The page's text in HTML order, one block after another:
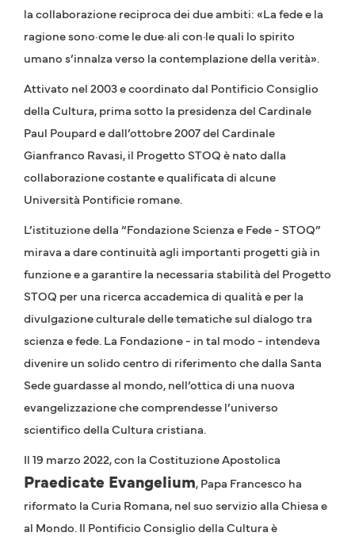
la collaborazione reciproca dei due ambiti: «La fede e la
ragione sono·come le due·ali con·le quali lo spirito
umano s’innalza verso la contemplazione della verità».
Attivato nel 2003 e coordinato dal Pontificio Consiglio
della Cultura, prima sotto la presidenza del Cardinale
Paul Poupard e dall’ottobre 2007 del Cardinale
Gianfranco Ravasi, il Progetto STOQ è nato dalla
collaborazione costante e qualificata di alcune
Università Pontificie romane.
L’istituzione della “Fondazione Scienza e Fede - STOQ”
mirava a dare continuità agli importanti progetti già in
funzione e a garantire la necessaria stabilità del Progetto
STOQ per una ricerca accademica di qualità e per la
divulgazione culturale delle tematiche sul dialogo tra
scienza e fede. La Fondazione - in tal modo - intendeva
divenire un solido centro di riferimento che dalla Santa
Sede guardasse al mondo, nell’ottica di una nuova
evangelizzazione che comprendesse l’universo
scientifico della Cultura cristiana.
Il 19 marzo 2022, con la Costituzione Apostolica
Praedicate Evangelium, Papa Francesco ha
riformato la Curia Romana, nel suo servizio alla Chiesa e
al Mondo. Il Pontificio Consiglio della Cultura è